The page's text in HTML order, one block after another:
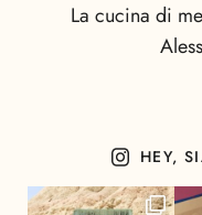
La cucina di
HEY,